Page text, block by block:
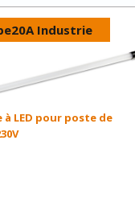
Industrie
LED pour poste de